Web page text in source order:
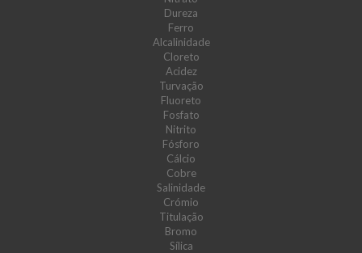
Dureza
Ferro
Alcalinidade
Cloreto
Acidez
Turvação
Fluoreto
Fosfato
Nitrito
Fósforo
Cálcio
Cobre
Salinidade
Crómio
Titulação
Bromo
Sílica